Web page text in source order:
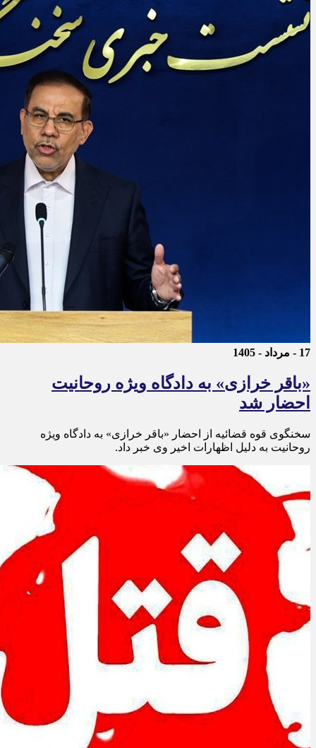
17 - مرداد - 1405
«باقر خرازی» به دادگاه ویژه روحانیت
احضار شد
سخنگوی قوه قضائیه از احضار «باقر خرازی» به دادگاه ویژه
روحانیت به دلیل اظهارات اخیر وی خبر داد.